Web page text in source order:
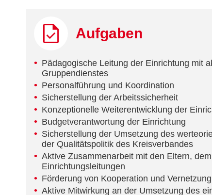
Aufgaben
Pädagogische Leitung der Einrichtung mit
Gruppendienstes
Personalführung und Koordination
Sicherstellung der Arbeitssicherheit
Konzeptionelle Weiterentwicklung der
Budgetverantwortung der Einrichtung
Sicherstellung der Umsetzung des
der Qualitätspolitik des Kreisverbandes
Aktive Zusammenarbeit mit den Eltern,
Einrichtungsleitungen
Förderung von Kooperation und
Aktive Mitwirkung an der Umsetzung des